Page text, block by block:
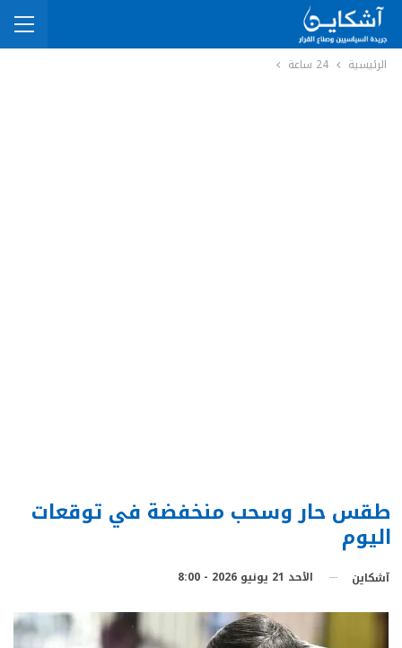
الرئيسية 24 ساعة
طقس حار وسحب منخفضة في توقعات
اليوم
آشكاين الأحد 21 يونيو 2026 - 8:00